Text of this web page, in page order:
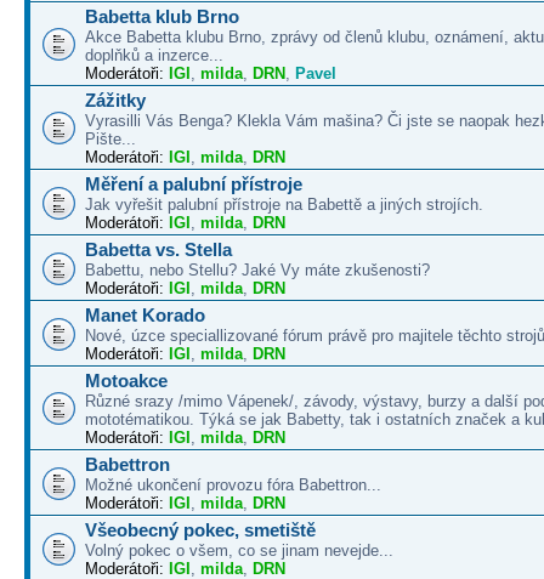
Babetta klub Brno
Akce Babetta klubu Brno, zprávy od členů klubu, oznámení,
doplňků a inzerce...
Moderátoři: IGI , milda, DRN , Pavel
Zážitky
Vyrasilli Vás Benga? Klekla Vám mašina? Či jste se naopak
Pište...
Moderátoři: IGI , milda, DRN
Měření a palubní přístroje
Jak vyřešit palubní přístroje na Babettě a jiných strojích.
Moderátoři: IGI , milda, DRN
Babetta vs. Stella
Babettu, nebo Stellu? Jaké Vy máte zkušenosti?
Moderátoři: IGI , milda, DRN
Manet Korado
Nové, úzce speciallizované fórum právě pro majitele těchto
Moderátoři: IGI , milda, DRN
Motoakce
Různé srazy /mimo Vápenek/, závody, výstavy, burzy a další
mototématikou. Týká se jak Babetty, tak i ostatních značek a
Moderátoři: IGI , milda, DRN
Babettron
Možné ukončení provozu fóra Babettron...
Moderátoři: IGI , milda, DRN
Všeobecný pokec, smetiště
Volný pokec o všem, co se jinam nevejde...
Moderátoři: IGI , milda, DRN